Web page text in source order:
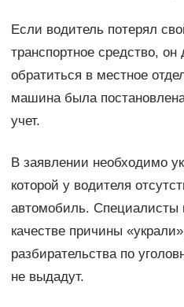
Если водитель потерял
транспортное средство,
обратиться в местное
машина была
учет.
В заявлении необходимо
которой у водителя
автомобиль. Специалисты
качестве причины
разбирательства по
не выдадут.